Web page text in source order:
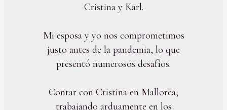
Cristina y Karl.
Mi esposa y yo nos comprometimos
justo antes de la pandemia, lo que
presentó numerosos desafíos.
Contar con Cristina en Mallorca,
trabajando arduamente en los